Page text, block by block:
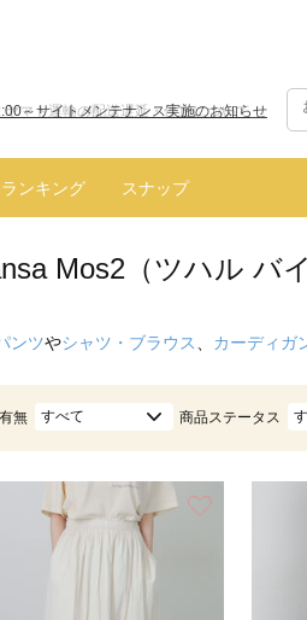
マト運輸の配送遅延・停止について
ランキング スナップ
Mos2（ツハル バ
ンツやシャツ・ブラウス カーディガ
無 すべて 商品ステータス